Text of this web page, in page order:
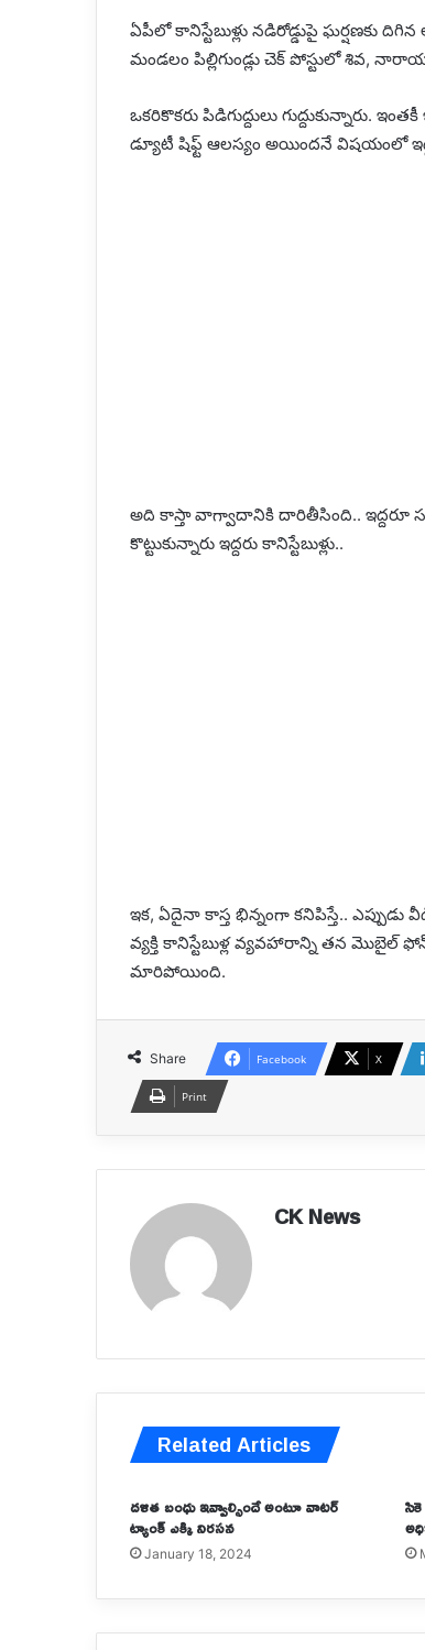
ఏపీలో కానిస్టేబుళ్లు నడిరోడ్డుపై ఘర్షణకు
మండలం పిల్లిగుండ్లు చెక్ పోస్టులో శివ,
ఒకరికొకరు పిడిగుద్దులు గుద్దుకున్నారు.
డ్యూటీ షిఫ్ట్ ఆలస్యం అయిందనే విషయంలో
అది కాస్తా వాగ్వాదానికి దారితీసింది.. ఇద్దరూ
కొట్టుకున్నారు ఇద్దరు కానిస్టేబుళ్లు..
ఇక, ఏదైనా కాస్త భిన్నంగా కనిపిస్తే..
వ్యక్తి కానిస్టేబుళ్ల వ్యవహారాన్ని తన
మారిపోయింది.
Share Facebook X
Print
CK News
Related Articles
దళిత బంధు ఇవ్వాల్సిందే అంటూ వాటర్
ట్యాంక్‌ ఎక్కి నిరసన
January 18, 2024
‘ప్రాణం